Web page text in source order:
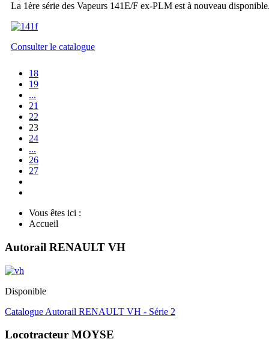
La 1ère série des Vapeurs 141E/F ex-PLM est à nouveau
Consulter le catalogue
18
19
...
21
22
23
24
...
26
27
Vous êtes ici :
Accueil
Autorail RENAULT VH
Disponible
Catalogue Autorail RENAULT VH - Série 2
Locotracteur MOYSE